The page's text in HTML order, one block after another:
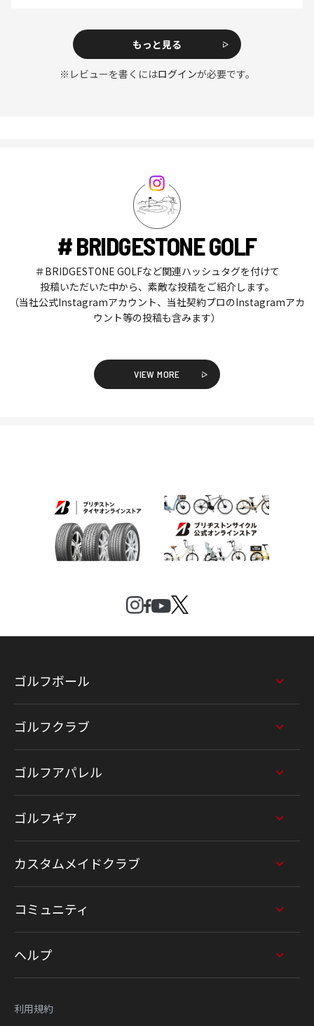
もっと見る
※レビューを書くにはログインが必要です。
# BRIDGESTONE GOLF
＃BRIDGESTONE GOLFなど関連ハッシュタグを付けて
投稿いただいた中から、素敵な投稿をご紹介します。
（当社公式Instagramアカウント、当社契約プロのInstagramアカ
ウント等の投稿も含みます）
VIEW MORE
ゴルフボール
ゴルフクラブ
ゴルフアパレル
ゴルフギア
カスタムメイドクラブ
コミュニティ
ヘルプ
利用規約